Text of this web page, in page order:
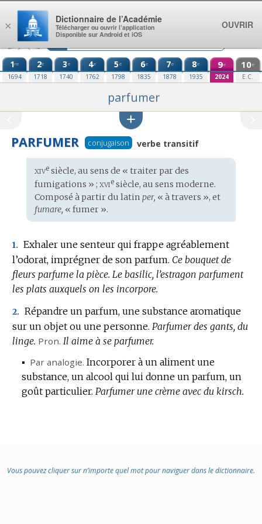
Aller au contenu
1re
1694
2e
1718
3e
1740
4e
1762
5e
1798
6e
1835
7e
1878
8e
1935
9e
2024
10e
E.C.
parfumer
PARFUMER conjugaison verbe transitif
Étymologie
:
xivesiècle, au sens de « traiter par des
fumigations » ; xviesiècle, au sens moderne.
Composé à partir du latin per, « à travers », et
fumare, « fumer ».
1. Exhaler une senteur qui frappe agréablement
l’odorat, imprégner de son parfum. Ce bouquet de
fleurs parfume la pièce. Le basilic, l’estragon parfument
les plats auxquels on les incorpore.
2. Répandre un parfum, une substance aromatique
sur un objet ou une personne. Parfumer des gants, du
linge. Pron. Il aime à se parfumer.
▪ Par analogie. Incorporer à un aliment une
substance, un alcool qui lui donne un parfum, un
goût particulier. Parfumer une crème avec du kirsch.
Vous pouvez cliquer sur n’importe quel mot pour naviguer dans le dictionnaire.
×
Dictionnaire de l’Académie
Télécharger ou ouvrir l’application
Disponible sur Android et iOS
OUVRIR